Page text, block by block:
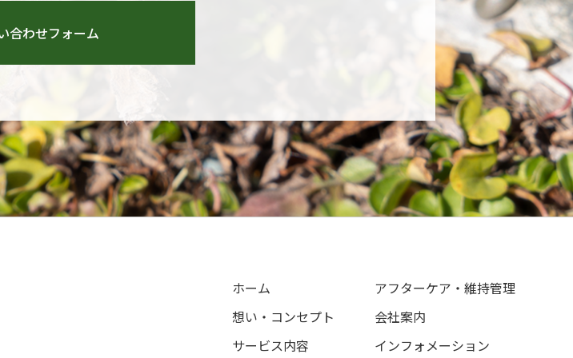
合わせフォーム
ホーム
想い・コンセプト
サービス内容
アフターケア・維持管理
会社案内
インフォメーション